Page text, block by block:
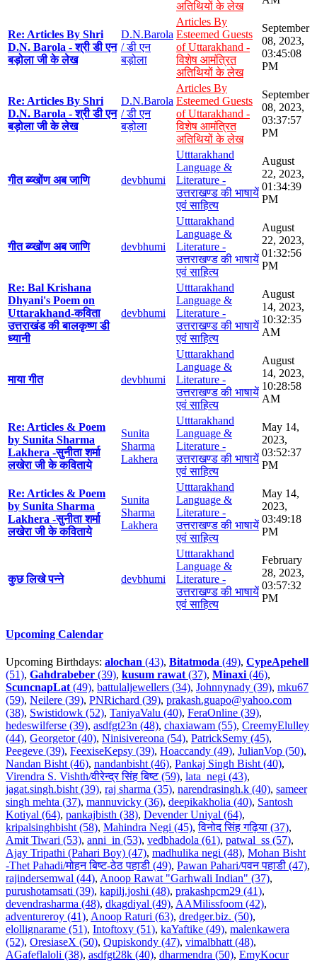
अतिथियों के लेख
Re: Articles By Shri
D.N. Barola - श्री डी एन
बड़ोला जी के लेख
D.N.Barola
/ डी एन
बड़ोला
Articles By
Esteemed Guests
of Uttarakhand -
विशेष आमंत्रित
अतिथियों के लेख
September
08, 2023,
03:45:08
PM
Re: Articles By Shri
D.N. Barola - श्री डी एन
बड़ोला जी के लेख
D.N.Barola
/ डी एन
बड़ोला
Articles By
Esteemed Guests
of Uttarakhand -
विशेष आमंत्रित
अतिथियों के लेख
September
08, 2023,
03:37:57
PM
गीत ब्य्खोंण अब जाणि devbhumi
Utttarakhand
Language &
Literature -
उत्तराखण्ड की भाषायें
एवं साहित्य
August
22, 2023,
01:34:39
PM
गीत ब्य्खोंण अब जाणि devbhumi
Utttarakhand
Language &
Literature -
उत्तराखण्ड की भाषायें
एवं साहित्य
August
22, 2023,
01:32:56
PM
Re: Bal Krishana
Dhyani's Poem on
Uttarakhand-कविता
उत्तराखंड की बालकृष्ण डी
ध्यानी
devbhumi
Utttarakhand
Language &
Literature -
उत्तराखण्ड की भाषायें
एवं साहित्य
August
14, 2023,
10:32:35
AM
माया गीत devbhumi
Utttarakhand
Language &
Literature -
उत्तराखण्ड की भाषायें
एवं साहित्य
August
14, 2023,
10:28:58
AM
Re: Articles & Poem
by Sunita Sharma
Lakhera -सुनीता शर्मा
लखेरा जी के कविताये
Sunita
Sharma
Lakhera
Utttarakhand
Language &
Literature -
उत्तराखण्ड की भाषायें
एवं साहित्य
May 14,
2023,
03:52:37
PM
Re: Articles & Poem
by Sunita Sharma
Lakhera -सुनीता शर्मा
लखेरा जी के कविताये
Sunita
Sharma
Lakhera
Utttarakhand
Language &
Literature -
उत्तराखण्ड की भाषायें
एवं साहित्य
May 14,
2023,
03:49:18
PM
कुछ लिखे पन्ने devbhumi
Utttarakhand
Language &
Literature -
उत्तराखण्ड की भाषायें
एवं साहित्य
February
28, 2023,
03:57:32
PM
Upcoming Calendar
Upcoming Birthdays: alochan (43), Bitatmoda (49), CypeApehell
(51), Gahdrabeber (39), kusum rawat(37), Minaxi(46),
ScuncnapLat(49), battulaljewellers (34), Johnnynady (39), mku67
(59), Neilere (39), PNRichard (39), prakash.guapo@yahoo.com
(38), Swistidowk (52), TaniyaValu (40), FeraOnline (39),
hedeswilferse (39), asdfgt23n (48), chaxiawam (55), CreemyElulley
(44), Georgetor (40), Ninisivereona (54), PatrickSemy (45),
Peegeve (39), FeexiseKepsy (39), Hoaccandy (49), JulianVop (50),
Nandan Bisht (46), nandanbisht (46), Pankaj Singh Bisht (40),
Virendra S. Vishth/वीरेन्द्र सिंह बिष्ट (59), lata_negi (43),
jagat.singh.bisht (39), raj sharma (35), narendrasingh.k (40), sameer
singh mehta (37), mannuvicky (36), deepikakholia (40), Santosh
Kotiyal (64), pankajbisth (38), Devender Uniyal (64),
kripalsinghbisht (58), Mahindra Negi (45),विनोद सिंह गढ़िया (37),
Amit Tiwari (53), anni_in (53), vedbhadola (61), patwal_ss (57),
Ajay Tripathi (Pahari Boy) (47), madhulika negi (48), Mohan Bisht
-Thet Pahadi/मोहन बिष्ट-ठेठ पहाडी (49), Pawan Pahari/पवन पहाडी (47),
rajindersemwal (44), Anoop Rawat "Garhwali Indian" (37),
purushotamsati (39), kapilj.joshi (48), prakashpcm29 (41),
devendrasharma (48), dkagdiyal (49), AAMilissfoom (42),
adventureroy (41), Anoop Raturi (63), dredger.biz. (50),
elollignarame (51), Intoftoxy (51), kaYaftike (49), malenkawera
(52), OresiaseX (50), Qupiskondy (47), vimalbhatt (48),
AGafeflaloli (38), asdfgt28k (40), dharmendra (50), EmyKocur